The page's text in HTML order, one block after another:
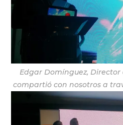
Edgar Domínguez, Director
compartió con nosotros a